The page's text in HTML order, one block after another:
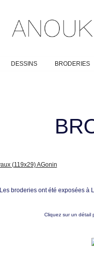
DESSINS BRODERIES
Les broderies ont été exposées à
Cliquez sur un détail